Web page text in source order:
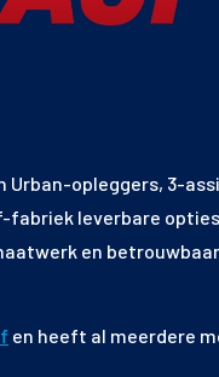
Urban-opleggers, 3-
fabriek leverbare
en
en heeft al meerdere